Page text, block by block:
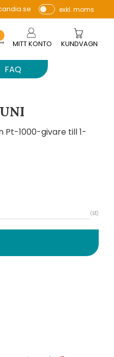
P
e
r
vi
exkl. moms
MITT KONTO KUNDVAGN
FAQ
Pt-1000-givare till 1-
st